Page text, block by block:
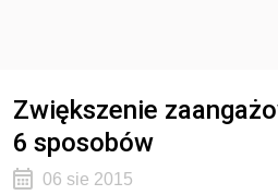
Zwiększenie
6 sposobów
06 sie 2015